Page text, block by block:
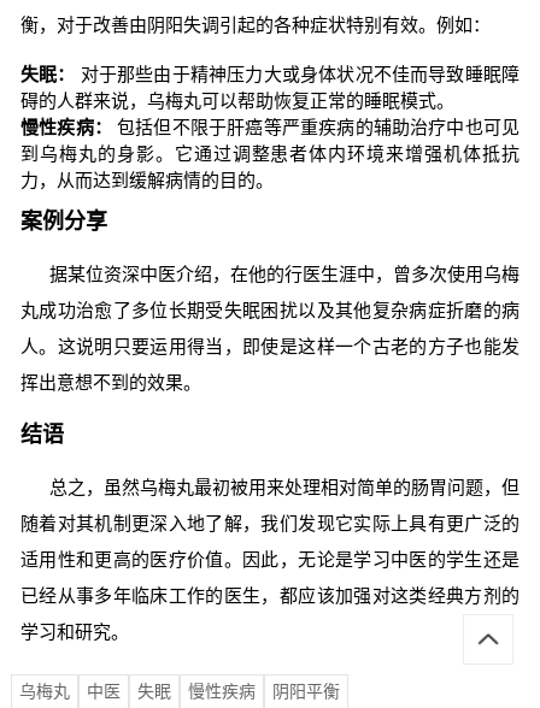
衡，对于改善由阴阳失调引起的各种症状特别有效。例如：
失眠：
对于那些由于精神压力大或身体状况不佳而导致睡眠障
碍的人群来说，乌梅丸可以帮助恢复正常的睡眠模式。
慢性疾病：
包括但不限于肝癌等严重疾病的辅助治疗中也可见
到乌梅丸的身影。它通过调整患者体内环境来增强机体抵抗
力，从而达到缓解病情的目的。
案例分享
据某位资深中医介绍，在他的行医生涯中，曾多次使用乌梅
丸成功治愈了多位长期受失眠困扰以及其他复杂病症折磨的病
人。这说明只要运用得当，即使是这样一个古老的方子也能发
挥出意想不到的效果。
结语
总之，虽然乌梅丸最初被用来处理相对简单的肠胃问题，但
随着对其机制更深入地了解，我们发现它实际上具有更广泛的
适用性和更高的医疗价值。因此，无论是学习中医的学生还是
已经从事多年临床工作的医生，都应该加强对这类经典方剂的
学习和研究。
乌梅丸 中医 失眠 慢性疾病 阴阳平衡